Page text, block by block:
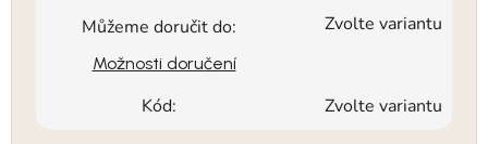
Můžeme doručit do: Zvolte variantu
Možnosti doručení
Kód: Zvolte variantu